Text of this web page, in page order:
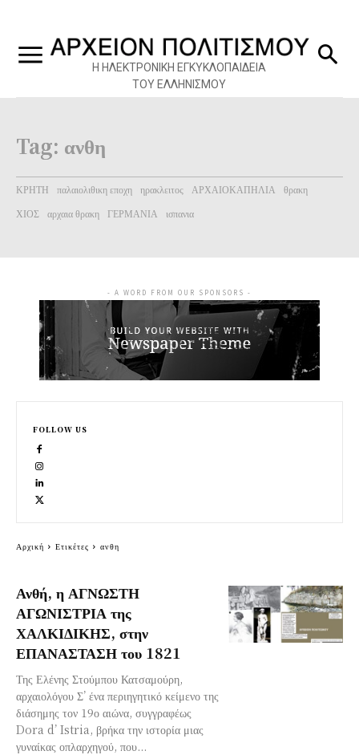
Η ΗΛΕΚΤΡΟΝΙΚΗ ΕΓΚΥΚΛΟΠΑΙΔΕΙΑ
ΤΟΥ ΕΛΛΗΝΙΣΜΟΥ
Tag: ανθη
ΚΡΗΤΗ παλαιολιθικη εποχη ηρακλειτος ΑΡΧΑΙΟΚΑΠΗΛΙΑ
θρακη
ΧΙΟΣ αρχαια θρακη ΓΕΡΜΑΝΙΑ ισπανια
Ανθή, η ΑΓΝΩΣΤΗ
ΑΓΩΝΙΣΤΡΙΑ της
ΧΑΛΚΙΔΙΚΗΣ, στην
ΕΠΑΝΑΣΤΑΣΗ του 1821
Της Ελένης Στούμπου Κατσαμούρη,
αρχαιολόγου Σ’ ένα περιηγητικό κείμενο της
διάσημης τον 19ο αιώνα, συγγραφέως
Dora d’ Istria, βρήκα την ιστορία μιας
γυναίκας οπλαρχηγού, που...
- A WORD FROM OUR SPONSORS -
FOLLOW US
Αρχική Ετικέτες ανθη